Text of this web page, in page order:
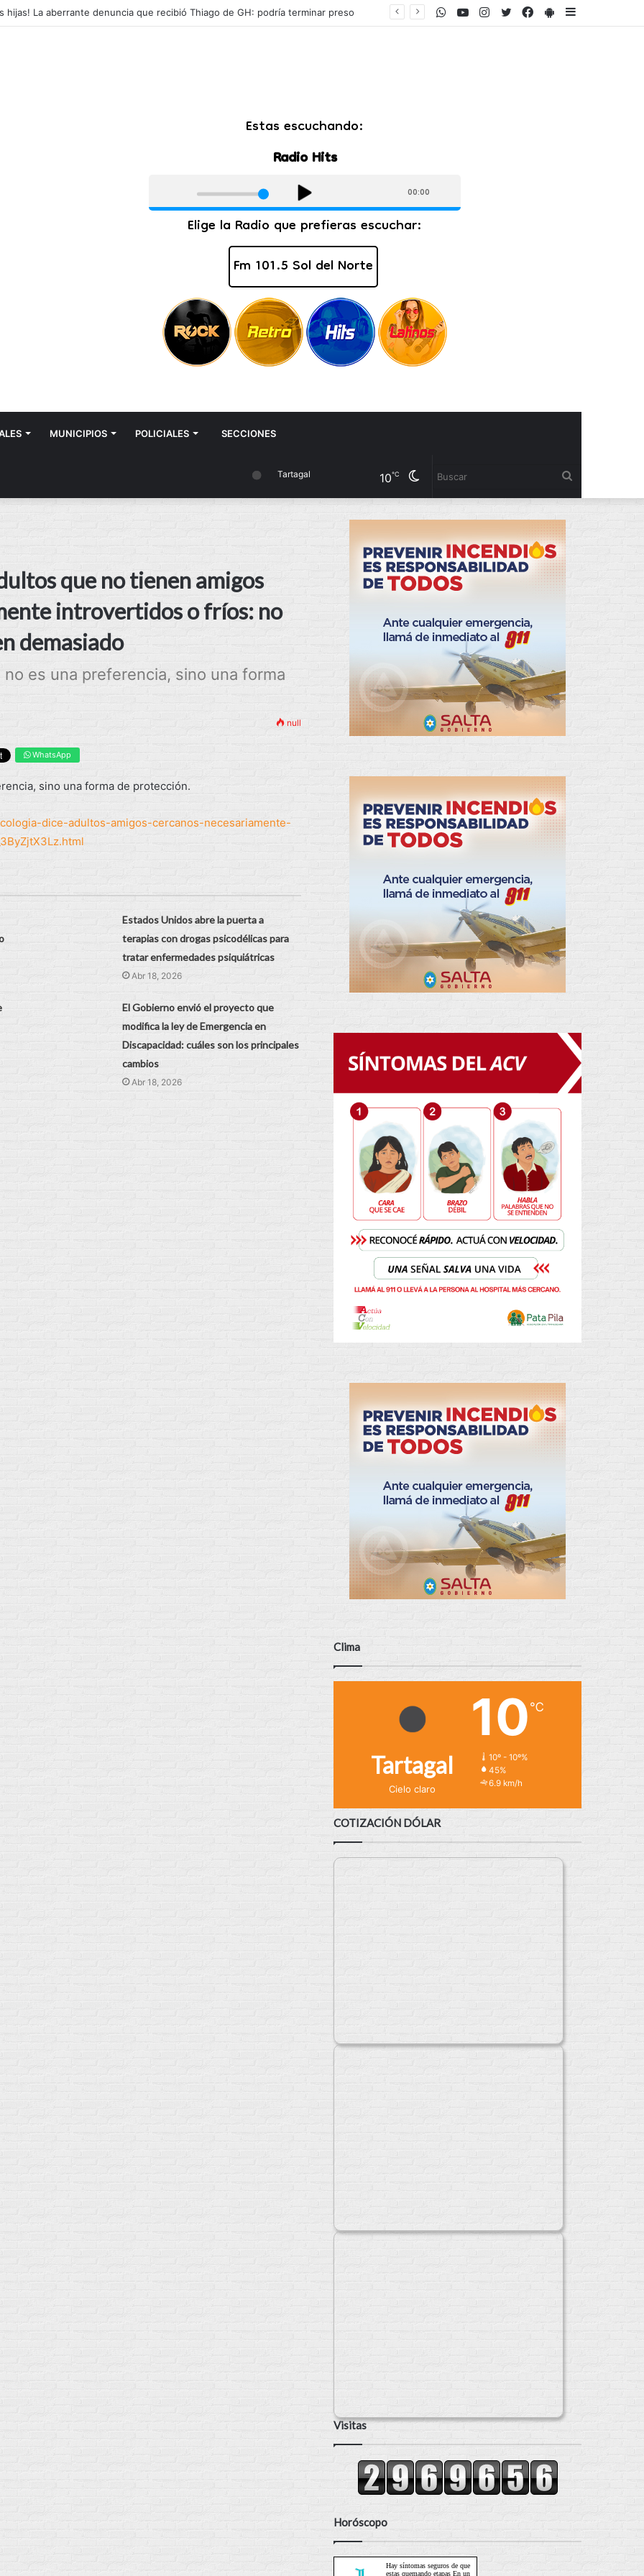
el foco en los jóvenes del interior: "Que puedan quedarse en su tierra" PlayStore
Facebook
Twitter
Instagram
Youtube
WhatsApp
MUNICIPIOS POLICIALES SECCIONES
Cambiar
modo
Tartagal 10℃
que no tienen amigos
introvertidos o fríos: no
demasiado
es una preferencia, sino una forma
null
WhatsApp
sino una forma de protección.
dice-adultos-amigos-cercanos-necesariamente-
Estados Unidos abre la puerta a
terapias con drogas psicodélicas para
tratar enfermedades psiquiátricas
Abr 18, 2026
El Gobierno envió el proyecto que
modifica la ley de Emergencia en
Discapacidad: cuáles son los principales
cambios
Abr 18, 2026
Clima
Tartagal
Cielo claro
10 ℃
10º - 10º%
45%
6.9 km/h
COTIZACIÓN DÓLAR
Visitas
Horóscopo